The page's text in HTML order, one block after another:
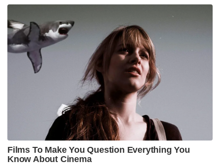
Films To Make You Question Everything You
Know About Cinema